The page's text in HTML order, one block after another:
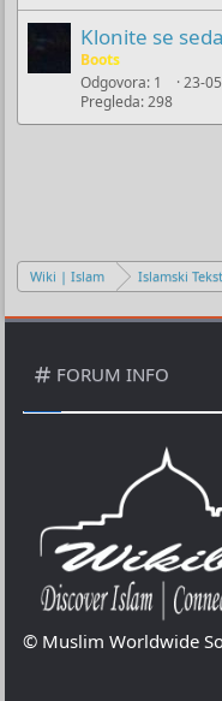
Klonite se
Boots
Odgovora 1
Pregleda 298
23-
Wiki | Islam Islamski
FORUM INFO
© Muslim Worldwide